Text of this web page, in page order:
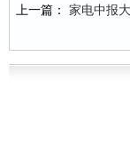
上一篇： 家电中报